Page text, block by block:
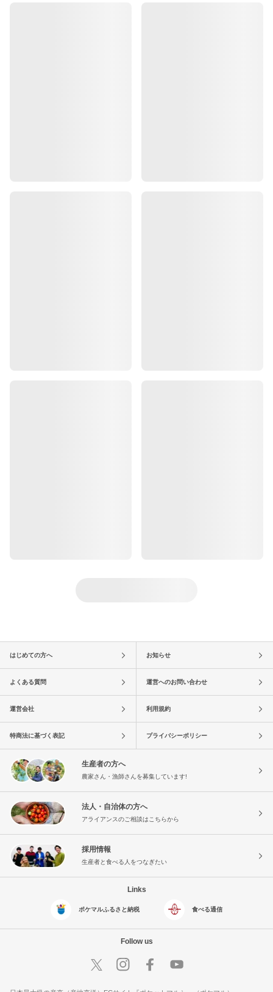
はじめての方へ お知らせ
よくある質問 運営へのお問い合わせ
運営会社 利用規約
特商法に基づく表記 プライバシーポリシー
生産者の方へ
農家さん・漁師さんを募集しています!
法人・自治体の方へ
アライアンスのご相談はこちらから
採用情報
生産者と食べる人をつなぎたい
Links
ポケマルふるさと納税 食べる通信
Follow us